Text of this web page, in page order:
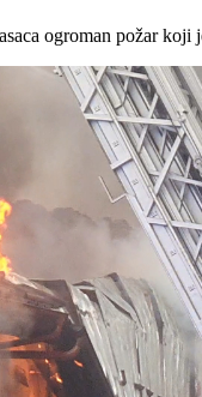
ogroman požar